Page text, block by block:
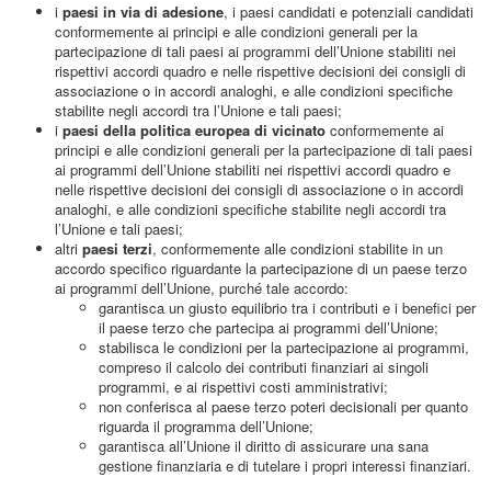
i paesi in via di adesione, i paesi candidati e potenziali candidati
conformemente ai principi e alle condizioni generali per la
partecipazione di tali paesi ai programmi dell’Unione stabiliti nei
rispettivi accordi quadro e nelle rispettive decisioni dei consigli di
associazione o in accordi analoghi, e alle condizioni specifiche
stabilite negli accordi tra l’Unione e tali paesi;
i paesi della politica europea di vicinato conformemente ai
principi e alle condizioni generali per la partecipazione di tali paesi
ai programmi dell’Unione stabiliti nei rispettivi accordi quadro e
nelle rispettive decisioni dei consigli di associazione o in accordi
analoghi, e alle condizioni specifiche stabilite negli accordi tra
l’Unione e tali paesi;
altri paesi terzi, conformemente alle condizioni stabilite in un
accordo specifico riguardante la partecipazione di un paese terzo
ai programmi dell’Unione, purché tale accordo:
garantisca un giusto equilibrio tra i contributi e i benefici per
il paese terzo che partecipa ai programmi dell’Unione;
stabilisca le condizioni per la partecipazione ai programmi,
compreso il calcolo dei contributi finanziari ai singoli
programmi, e ai rispettivi costi amministrativi;
non conferisca al paese terzo poteri decisionali per quanto
riguarda il programma dell’Unione;
garantisca all’Unione il diritto di assicurare una sana
gestione finanziaria e di tutelare i propri interessi finanziari.